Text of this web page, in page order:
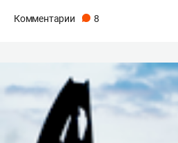
Комментарии 8